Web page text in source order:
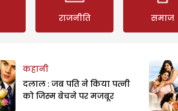
राजनीति समाज
कहानी
दलाल : जब पति ने किया पत्नी
को जिस्म बेचने पर मजबूर